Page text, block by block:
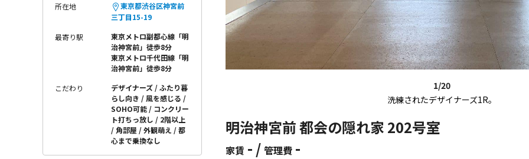
1/20
洗練されたデザイナーズ1R。
明治神宮前 都会の隠れ家 202号室
家賃 - / 管理費 -
所在地
東京都渋谷区神宮前
三丁目15-19
最寄り駅
東京メトロ副都心線「明
治神宮前」徒歩8分
東京メトロ千代田線「明
治神宮前」徒歩8分
こだわり デザイナーズ
ふたり暮
らし向き
風を感じる
SOHO可能
コンクリー
ト打ちっ放し
2階以上
角部屋
外観萌え
都
心まで乗換なし